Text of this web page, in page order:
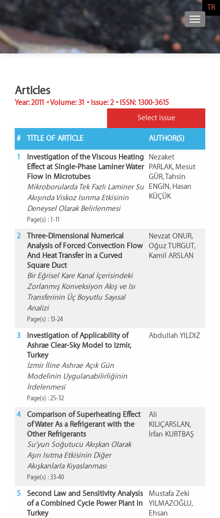
TR
Articles
Year: 2011 • Volume: 31 • Issue: 2 • ISSN: 1300-3615
Select issue
# TITLE OF ARTICLE AUTHOR(S)
1
Investigation of the Viscous Heating
Effect at Single-Phase Laminer Water
Flow in Microtubes
Mikroborularda Tek Fazlı Laminer Su
Akışında Viskoz Isınma Etkisinin
Deneysel Olarak Belirlenmesi
Page(s) : 1-11
Nezaket
PARLAK, Mesut
GÜR, Tahsin
ENGİN, Hasan
KÜÇÜK
2
Three-Dimensional Numerical
Analysis of Forced Convection Flow
And Heat Transfer in a Curved
Square Duct
Bir Eğrisel Kare Kanal İçerisindeki
Zorlanmış Konveksiyon Akış ve Isı
Transferinin Üç Boyutlu Sayısal
Analizi
Page(s) : 13-24
Nevzat ONUR,
Oğuz TURGUT,
Kamil ARSLAN
3
Investigation of Applicability of
Ashrae Clear-Sky Model to Izmir,
Turkey
İzmir İline Ashrae Açık Gün
Modelinin Uygulanabilirliğinin
İrdelenmesi
Page(s) : 25-32
Abdullah YILDIZ
4
Comparison of Superheating Effect
of Water As a Refrigerant with the
Other Refrigerants
Su’yun Soğutucu Akışkan Olarak
Aşırı Isıtma Etkisinin Diğer
Akışkanlarla Kıyaslanması
Page(s) : 33-40
Ali
KILIÇARSLAN,
İrfan KURTBAŞ
5
Second Law and Sensitivity Analysis
of a Combined Cycle Power Plant in
Turkey
Mustafa Zeki
YILMAZOĞLU,
Ehsan